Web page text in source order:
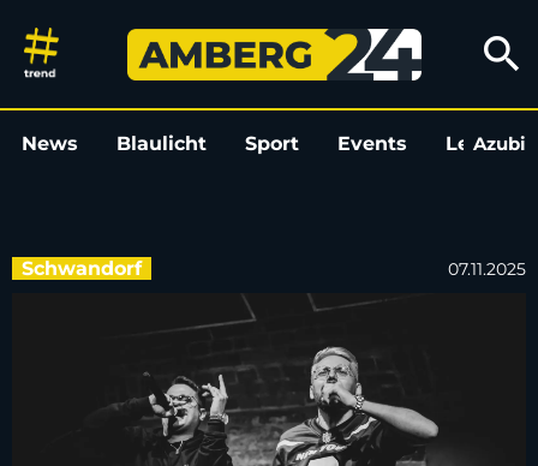
Rapper Feel.ikx über seine
search
News Blaulicht Sport Events LeoAzubi
Schwandorf 07.11.2025